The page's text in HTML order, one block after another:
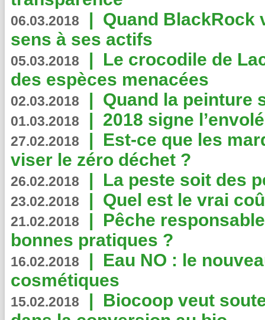
06.03.2018 | Quand BlackRock
sens à ses actifs
05.03.2018 | Le crocodile de
des espèces menacées
02.03.2018 | Quand la peinture
01.03.2018 | 2018 signe
27.02.2018 | Est-ce que les
viser le zéro déchet ?
26.02.2018 | La peste soit des
23.02.2018 | Quel est le vrai
21.02.2018 | Pêche
bonnes pratiques ?
16.02.2018 | Eau NO : le
cosmétiques
15.02.2018 | Biocoop veut